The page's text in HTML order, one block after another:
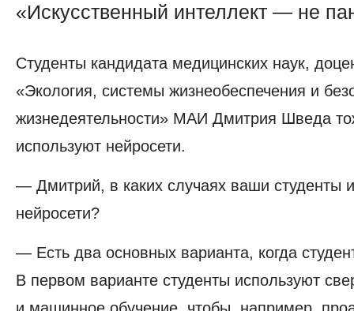
«Искусственный интеллект — не
Студенты кандидата медицинских наук,
«Экология, системы жизнеобеспечения и
жизнедеятельности» МАИ Дмитрия Шведа
используют нейросети.
— Дмитрий, в каких случаях ваши студенты
нейросети?
— Есть два основных варианта, когда
В первом варианте студенты используют